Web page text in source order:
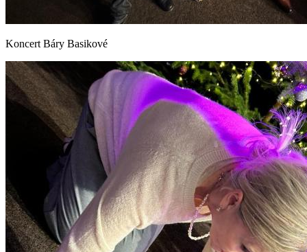
Koncert Báry Basikové